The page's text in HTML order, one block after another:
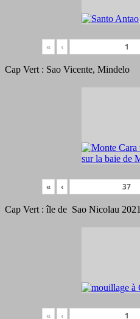
« ‹
Cap Vert : Sao Vicente, Mindelo
« ‹
Cap Vert : île de Sao Nicolau 2021
« ‹